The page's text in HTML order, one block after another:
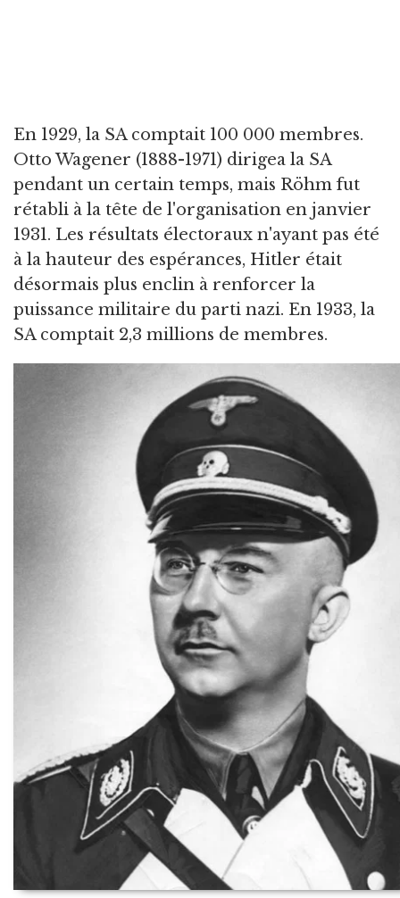
En 1929, la SA comptait 100 000 membres.
Otto Wagener (1888-1971) dirigea la SA
pendant un certain temps, mais Röhm fut
rétabli à la tête de l'organisation en janvier
1931. Les résultats électoraux n'ayant pas été
à la hauteur des espérances, Hitler était
désormais plus enclin à renforcer la
puissance militaire du parti nazi. En 1933, la
SA comptait 2,3 millions de membres.